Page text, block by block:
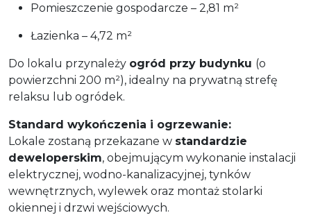
Pomieszczenie gospodarcze – 2,81 m²
Łazienka – 4,72 m²
Do lokalu przynależy ogród przy budynku (o
powierzchni 200 m²), idealny na prywatną strefę
relaksu lub ogródek.
Standard wykończenia i ogrzewanie:
Lokale zostaną przekazane w standardzie
deweloperskim, obejmującym wykonanie instalacji
elektrycznej, wodno-kanalizacyjnej, tynków
wewnętrznych, wylewek oraz montaż stolarki
okiennej i drzwi wejściowych.